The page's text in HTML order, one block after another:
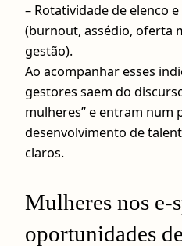
– Rotatividade de elenco
(burnout, assédio, oferta
gestão).
Ao acompanhar esses
gestores saem do
mulheres” e entram num
desenvolvimento de
claros.
Mulheres nos e-
oportunidades